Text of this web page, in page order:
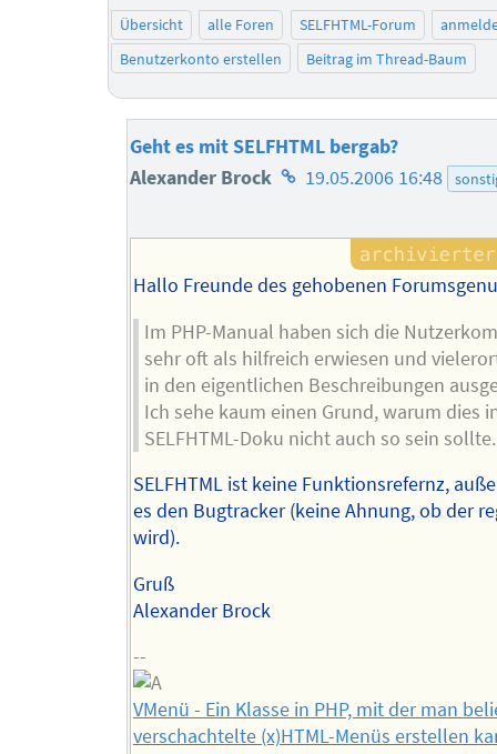
Übersicht alle Foren SELFHTML-Forum
Benutzerkonto erstellen
Beitrag im Thread-Baum
Geht es mit SELFHTML bergab?
Alexander Brock Homepage
Autors
19.05.2006 16:48
Hallo Freunde des gehobenen
Im PHP-Manual haben sich die
sehr oft als hilfreich erwiesen und
in den eigentlichen Beschreibungen
Ich sehe kaum einen Grund, warum dies
SELFHTML-Doku nicht auch so sein sollte.
SELFHTML ist keine Funktionsrefernz,
es den Bugtracker (keine Ahnung, ob der
wird).
Gruß
Alexander Brock
--
VMenü - Ein Klasse in PHP, mit der man
verschachtelte (x)HTML-Menüs erstellen